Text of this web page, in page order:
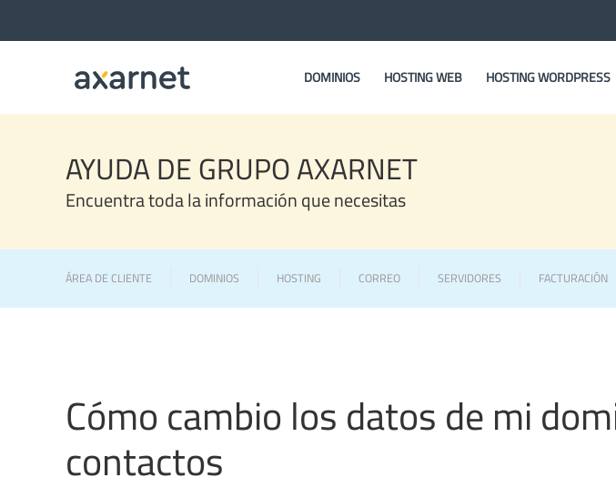
DOMINIOS HOSTING WEB HOSTING WORDPRESS
AYUDA DE GRUPO AXARNET
Encuentra toda la información que necesitas
ÁREA DE CLIENTE DOMINIOS HOSTING CORREO SERVIDORES FACTURACIÓN
Cómo cambio los datos de mi
contactos